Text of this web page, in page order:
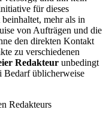
für dieses
mehr als in
von Aufträgen und die
den direkten Kontakt
zu verschiedenen
Redakteur unbedingt
Bedarf üblicherweise